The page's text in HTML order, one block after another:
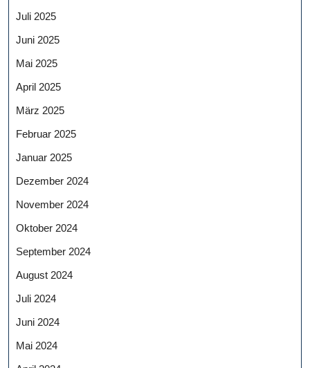
Juli 2025
Juni 2025
Mai 2025
April 2025
März 2025
Februar 2025
Januar 2025
Dezember 2024
November 2024
Oktober 2024
September 2024
August 2024
Juli 2024
Juni 2024
Mai 2024